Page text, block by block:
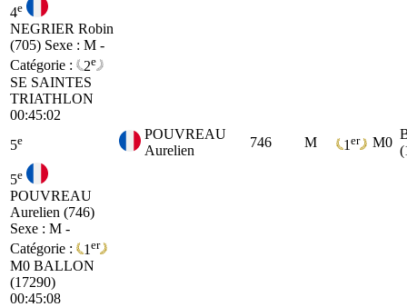
4e
NEGRIER Robin
(705) Sexe : M -
Catégorie :
2e
SE SAINTES
TRIATHLON
00:45:02
5e
POUVREAU
Aurelien
746 M 1 er M0
5e
POUVREAU
Aurelien (746)
Sexe : M -
Catégorie :
1 er
M0 BALLON
(17290)
00:45:08